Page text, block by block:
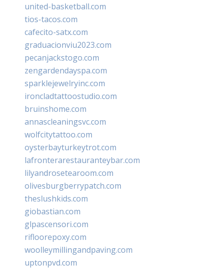
united-basketball.com
tios-tacos.com
cafecito-satx.com
graduacionviu2023.com
pecanjackstogo.com
zengardendayspa.com
sparklejewelryinc.com
ironcladtattoostudio.com
bruinshome.com
annascleaningsvc.com
wolfcitytattoo.com
oysterbayturkeytrot.com
lafronterarestauranteybar.com
lilyandrosetearoom.com
olivesburgberrypatch.com
theslushkids.com
giobastian.com
glpascensori.com
rifloorepoxy.com
woolleymillingandpaving.com
uptonpvd.com